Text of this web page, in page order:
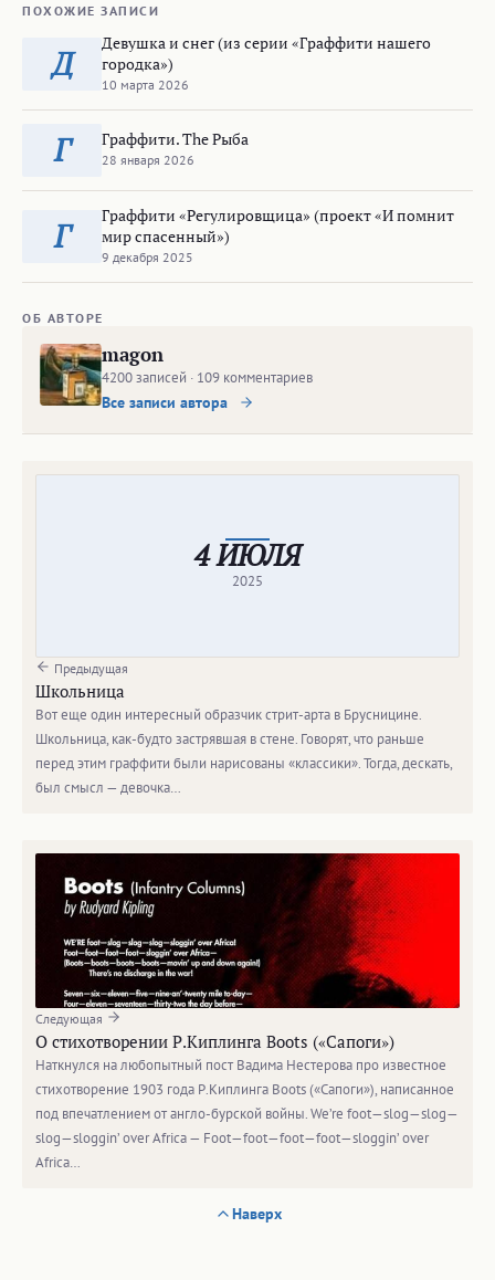
ПОХОЖИЕ ЗАПИСИ
Д
Девушка и снег (из серии «Граффити нашего
городка»)
10 марта 2026
Г Граффити. The Рыба
28 января 2026
Г
Граффити «Регулировщица» (проект «И помнит
мир спасенный»)
9 декабря 2025
ОБ АВТОРЕ
magon
4200 записей · 109 комментариев
Все записи автора
4 ИЮЛЯ
2025
Предыдущая
Школьница
Вот еще один интересный образчик стрит-арта в Брусницине.
Школьница, как-будто застрявшая в стене. Говорят, что раньше
перед этим граффити были нарисованы «классики». Тогда, дескать,
был смысл — девочка…
Следующая
О стихотворении Р.Киплинга Boots («Сапоги»)
Наткнулся на любопытный пост Вадима Нестерова про известное
стихотворение 1903 года Р.Киплинга Boots («Сапоги»), написанное
под впечатлением от англо-бурской войны. We’re foot—slog—slog—
slog—sloggin’ over Africa — Foot—foot—foot—foot—sloggin’ over
Africa…
Наверх